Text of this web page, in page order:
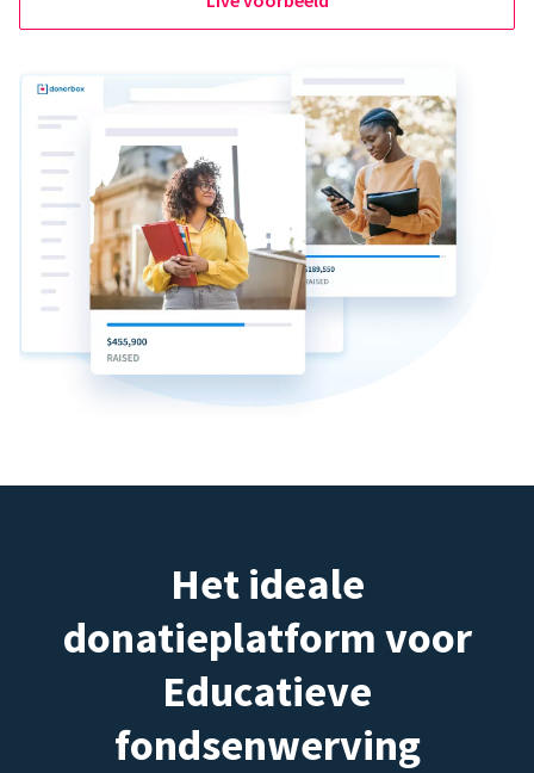
Het ideale
donatieplatform voor
Educatieve
fondsenwerving